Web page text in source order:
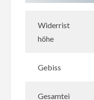
Widerrist
höhe
Gebiss
Gesamtei